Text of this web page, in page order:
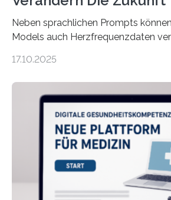
Neben sprachlichen Prompts
Models auch Herzfrequenzdaten
haben Dr. Morris Gellisch, ehemals an
und Boris Burr von der Ruhr-
dafür eine technische Schnittstelle,
physiologische Daten in Echtzeit an
übermittelt werden können. Die
kann dadurch auch die Sprache des
einbeziehen, auf die Menschen
Einfluss nehmen. Das eröffnet…
17.10.2025